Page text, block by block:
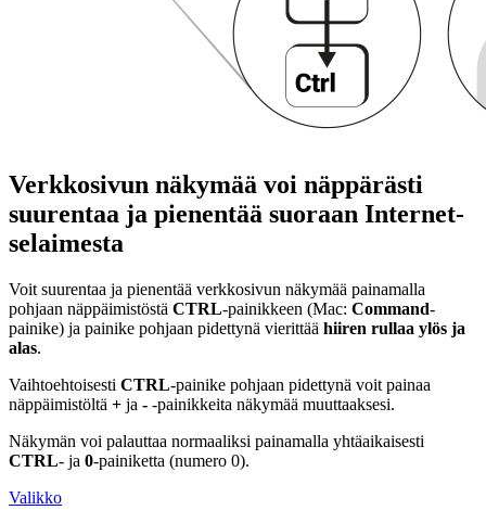
Verkkosivun näkymää voi näppärästi
suurentaa ja pienentää suoraan Internet-
selaimesta
Voit suurentaa ja pienentää verkkosivun näkymää painamalla
pohjaan näppäimistöstä CTRL-painikkeen (Mac: Command-
painike) ja painike pohjaan pidettynä vierittää hiiren rullaa ylös ja
alas.
Vaihtoehtoisesti CTRL-painike pohjaan pidettynä voit painaa
näppäimistöltä + ja - -painikkeita näkymää muuttaaksesi.
Näkymän voi palauttaa normaaliksi painamalla yhtäaikaisesti
CTRL- ja 0-painiketta (numero 0).
Valikko